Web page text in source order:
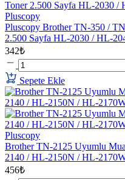
Pluscopy
Pluscopy Brother TN-350 /
2.500 Sayfa HL-2030 / HL-
342₺
Sepete Ekle
Pluscopy
Brother TN-2125 Uyumlu
2140 / HL-2150N / HL-
456₺